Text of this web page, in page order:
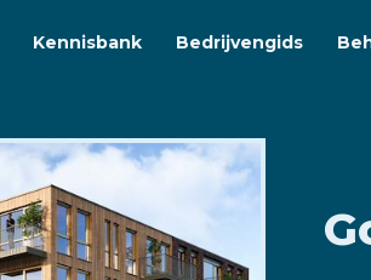
Kennisbank Bedrijvengids